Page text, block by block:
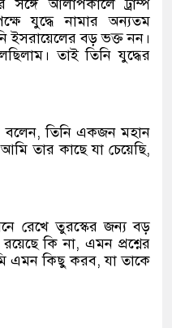
সঙ্গে আলাপকালে ট্রাম্প
যুদ্ধে নামার অন্যতম
ইসরায়েলের বড় ভক্ত নন।
তাই তিনি যুদ্ধের
বলেন, তিনি একজন মহান
আমি তার কাছে যা চেয়েছি,
রেখে তুরস্কের জন্য বড়
কি না, এমন প্রশ্নের
এমন কিছু করব, যা তাকে